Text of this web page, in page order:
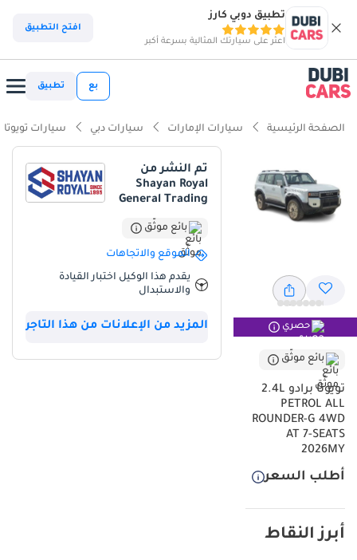
تطبيق دوبي كارز
اعثر على سيارتك المثالية بسرعة أكبر
افتح التطبيق
بع تطبيق
الصفحة الرئيسية سيارات الإمارات سيارات دبي سيارات تويوتا
حصري
بائع موثّق
تويوتا برادو 2.4L
PETROL ALL
ROUNDER-G 4WD
AT 7-SEATS
2026MY
أطلب السعر
أبرز النقاط
تم النشر من
Shayan Royal
General Trading
بائع موثّق
الموقع والاتجاهات
يقدم هذا الوكيل اختبار القيادة
والاستبدال
المزيد من الإعلانات من هذا التاجر